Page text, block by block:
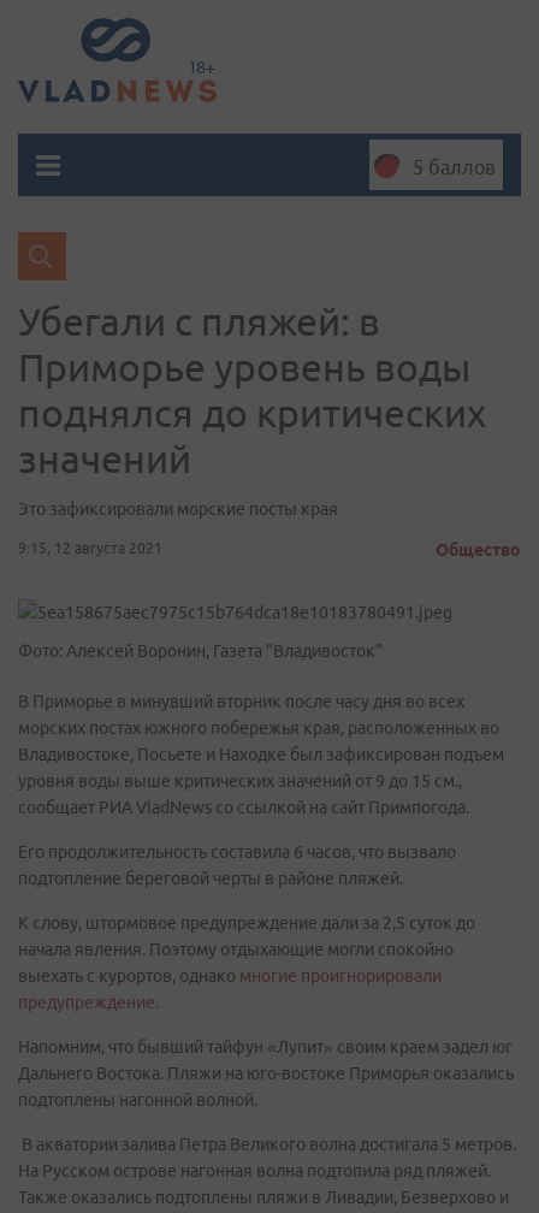
5 баллов
Убегали с пляжей: в
Приморье уровень воды
поднялся до критических
значений
Это зафиксировали морские посты края
9:15, 12 августа 2021 Общество
Фото: Алексей Воронин, Газета "Владивосток"
В Приморье в минувший вторник после часу дня во всех
морских постах южного побережья края, расположенных во
Владивостоке, Посьете и Находке был зафиксирован подъем
уровня воды выше критических значений от 9 до 15 см.,
сообщает РИА VladNews со ссылкой на сайт Примпогода.
Его продолжительность составила 6 часов, что вызвало
подтопление береговой черты в районе пляжей.
К слову, штормовое предупреждение дали за 2,5 суток до
начала явления. Поэтому отдыхающие могли спокойно
выехать с курортов, однако многие проигнорировали
предупреждение.
Напомним, что бывший тайфун «Лупит» своим краем задел юг
Дальнего Востока. Пляжи на юго-востоке Приморья оказались
подтоплены нагонной волной.
В акватории залива Петра Великого волна достигала 5 метров.
На Русском острове нагонная волна подтопила ряд пляжей.
Также оказались подтоплены пляжи в Ливадии, Безверхово и